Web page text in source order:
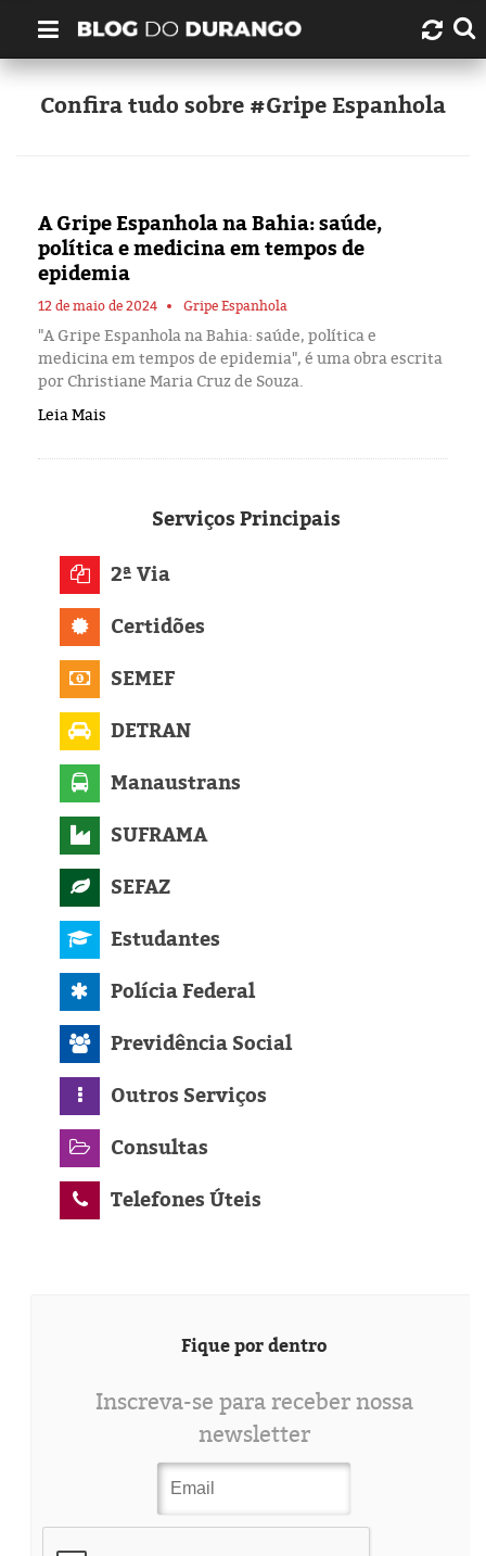
Quem é Durango Duarte?
Artigos
Amazonas
Manaus
Confira tudo sobre #Gripe Espanhola
A Gripe Espanhola na Bahia: saúde,
política e medicina em tempos de
epidemia
12 de maio de 2024 Gripe Espanhola
"A Gripe Espanhola na Bahia: saúde, política e
medicina em tempos de epidemia", é uma obra escrita
por Christiane Maria Cruz de Souza.
Leia Mais
ServiçosPrincipais
2ª Via
Certidões
SEMEF
DETRAN
Manaustrans
SUFRAMA
SEFAZ
Estudantes
Polícia Federal
Previdência Social
Outros Serviços
Consultas
Telefones Úteis
Fique por dentro
Inscreva-se para receber nossa
newsletter